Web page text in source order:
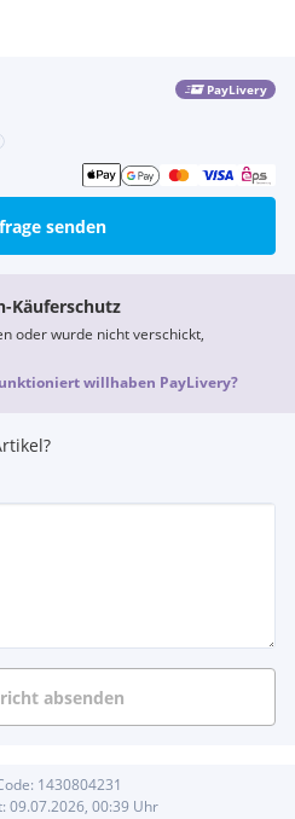
PayLivery
senden
Käuferschutz
oder wurde nicht verschickt,
willhaben PayLivery?
absenden
1430804231
09.07.2026, 00:39 Uhr